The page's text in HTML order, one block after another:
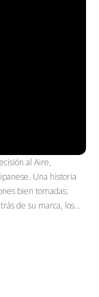
al Aire,
Una historia
bien tomadas;
de su marca, los…